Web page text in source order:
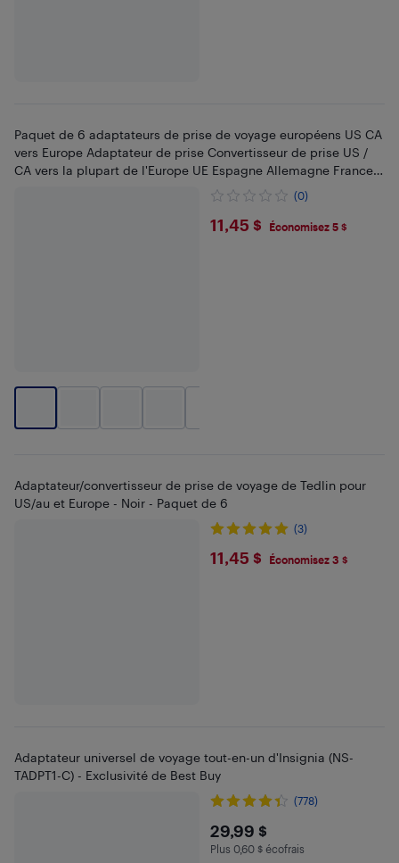
Paquet de 6 adaptateurs de prise de voyage européens US CA
vers Europe Adaptateur de prise Convertisseur de prise US /
CA vers la plupart de l'Europe UE Espagne Allemagne France
(0)
$11.45
11,45 $ Économisez 5 $
Adaptateur/convertisseur de prise de voyage de Tedlin pour
US/au et Europe - Noir - Paquet de 6
(3)
$11.45
11,45 $ Économisez 3 $
Adaptateur universel de voyage tout-en-un d'Insignia (NS-
TADPT1-C) - Exclusivité de Best Buy
(778)
$29.99
29,99 $
Plus 0.6 $ en écofrais
Plus 0,60 $ écofrais